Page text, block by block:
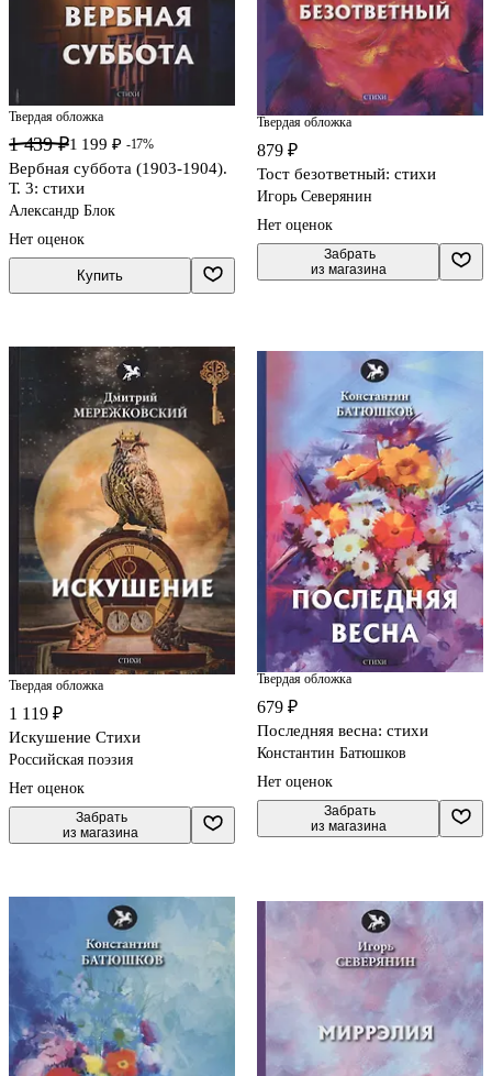
Твердая обложка
1 439 ₽1 199 ₽ -17%
Вербная суббота (1903-1904).
Т. 3: стихи
Александр Блок
Нет оценок
Купить
Твердая обложка
879 ₽
Тост безответный: стихи
Игорь Северянин
Нет оценок
Забрать
из магазина
Твердая обложка
1 119 ₽
Искушение Стихи
Российская поэзия
Нет оценок
Забрать
из магазина
Твердая обложка
679 ₽
Последняя весна: стихи
Константин Батюшков
Нет оценок
Забрать
из магазина